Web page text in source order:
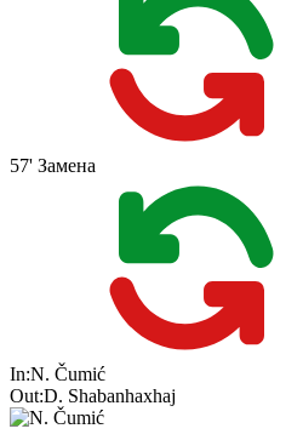
57' Замена
In:N. Čumić
Out:D. Shabanhaxhaj